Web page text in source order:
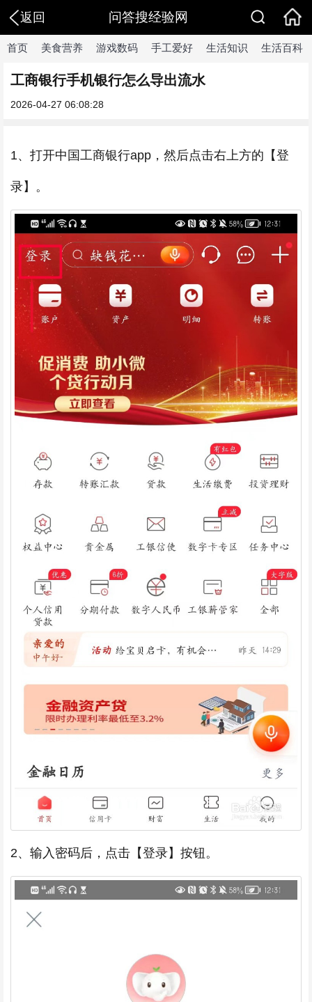
返回 问答搜经验网
首页 美食营养 游戏数码 手工爱好 生活知识 生活百科
工商银行手机银行怎么导出流水
2026-04-27 06:08:28
1、打开中国工商银行app，然后点击右上方的【登
录】。
2、输入密码后，点击【登录】按钮。